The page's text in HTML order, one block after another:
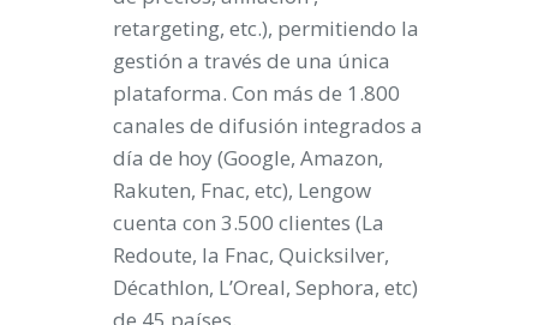
retargeting, etc.), permitiendo la
gestión a través de una única
plataforma. Con más de 1.800
canales de difusión integrados a
día de hoy (Google, Amazon,
Rakuten, Fnac, etc), Lengow
cuenta con 3.500 clientes (La
Redoute, la Fnac, Quicksilver,
Décathlon, L’Oreal, Sephora, etc)